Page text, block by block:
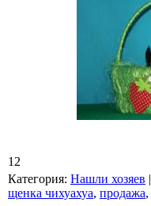
12
Категория: Нашли хозяев |
щенка чихуахуа, продажа,